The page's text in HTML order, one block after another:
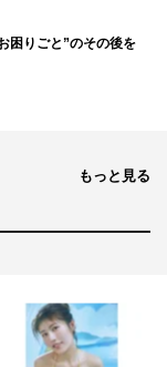
困りごと”のその後を
もっと見る